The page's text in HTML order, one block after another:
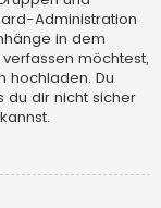
Administration
in dem
möchtest,
hochladen. Du
du dir nicht sicher